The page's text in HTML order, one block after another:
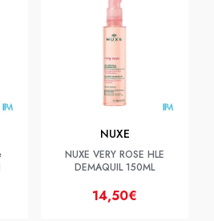
NUXE
NUXE VERY ROSE HLE
DEMAQUIL 150ML
14,50€